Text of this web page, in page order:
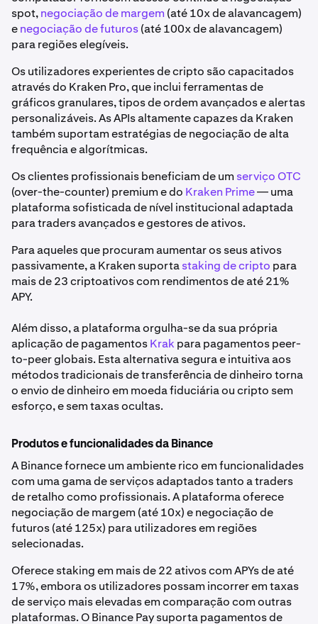
spot,negociação de margem (até 10x de alavancagem)
enegociação de futuros(até 100x de alavancagem)
para regiões elegíveis.
Os utilizadores experientes de cripto são capacitados
através do Kraken Pro, que inclui ferramentas de
gráficos granulares, tipos de ordem avançados e alertas
personalizáveis. As APIs altamente capazes da Kraken
também suportam estratégias de negociação de alta
frequência e algorítmicas.
Os clientes profissionais beneficiam de um serviço OTC
(over-the-counter) premium e do Kraken Prime— uma
plataforma sofisticada de nível institucional adaptada
para traders avançados e gestores de ativos.
Para aqueles que procuram aumentar os seus ativos
passivamente, a Kraken suportastaking de cripto para
mais de 23 criptoativos com rendimentos de até 21%
APY.
Além disso, a plataforma orgulha-se da sua própria
aplicação de pagamentosKrak para pagamentos peer-
to-peer globais. Esta alternativa segura e intuitiva aos
métodos tradicionais de transferência de dinheiro torna
o envio de dinheiro em moeda fiduciária ou cripto sem
esforço, e sem taxas ocultas.
Produtos e funcionalidades da Binance
A Binance fornece um ambiente rico em funcionalidades
com uma gama de serviços adaptados tanto a traders
de retalho como profissionais. A plataforma oferece
negociação de margem (até 10x) e negociação de
futuros (até 125x) para utilizadores em regiões
selecionadas.
Oferece staking em mais de 22 ativos com APYs de até
17%, embora os utilizadores possam incorrer em taxas
de serviço mais elevadas em comparação com outras
plataformas. O Binance Pay suporta pagamentos de